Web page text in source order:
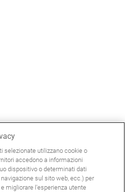
selezionate utilizzano cookie o
accedono a informazioni
dispositivo o determinati dati
sul sito web, ecc.) per
migliorare l'esperienza utente